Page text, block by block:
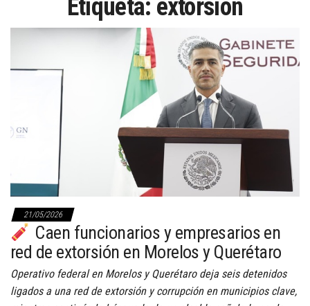
Etiqueta: extorsión
21/05/2026
Caen funcionarios y empresarios en
red de extorsión en Morelos y Querétaro
Operativo federal en Morelos y Querétaro deja seis detenidos
ligados a una red de extorsión y corrupción en municipios clave,